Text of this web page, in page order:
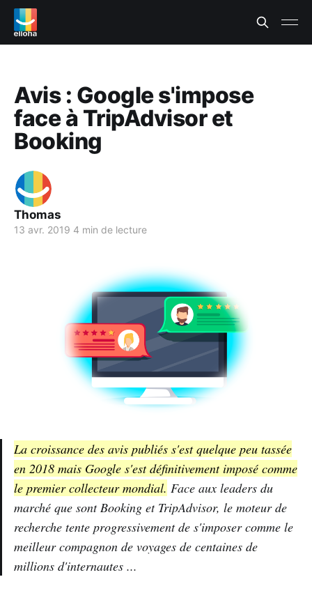
Avis : Google s'impose
face à TripAdvisor et
Booking
Thomas
13 avr. 2019 4 min de lecture
La croissance des avis publiés s'est quelque peu tassée
en 2018 mais Google s'est définitivement imposé comme
le premier collecteur mondial. Face aux leaders du
marché que sont Booking et TripAdvisor, le moteur de
recherche tente progressivement de s'imposer comme le
meilleur compagnon de voyages de centaines de
millions d'internautes ...